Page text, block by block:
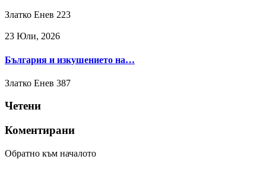
Златко Енев 223
23 Юли, 2026
България и изкушението на…
Златко Енев 387
Четени
Коментирани
Обратно към началото